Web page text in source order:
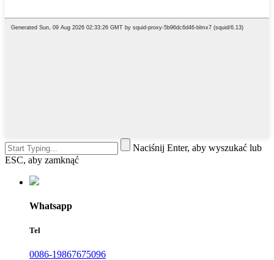
Naciśnij Enter, aby wyszukać lub
ESC, aby zamknąć
Whatsapp
Tel
0086-19867675096